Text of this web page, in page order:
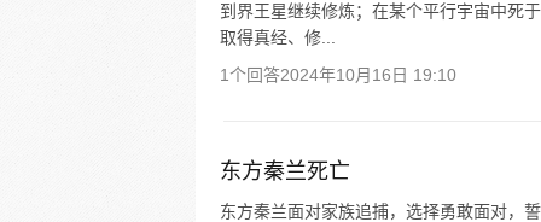
到界王星继续修炼；在某个平行宇宙中死
取得真经、修...
1个回答2024年10月16日 19:10
东方秦兰死亡
东方秦兰面对家族追捕，选择勇敢面对，